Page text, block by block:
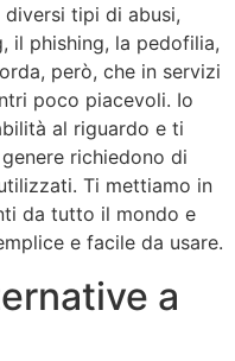
diversi tipi di abusi,
il phishing, la pedofilia,
però, che in servizi
poco piacevoli. Io
al riguardo e ti
richiedono di
Ti mettiamo in
da tutto il mondo e
e facile da usare.
a